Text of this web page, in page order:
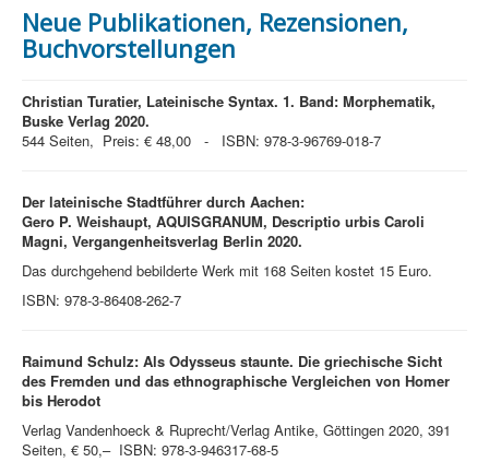
Neue Publikationen, Rezensionen,
Buchvorstellungen
Christian Turatier, Lateinische Syntax. 1. Band: Morphematik,
Buske Verlag 2020.
544 Seiten, Preis: € 48,00 - ISBN: 978-3-96769-018-7
Der lateinische Stadtführer durch Aachen:
Gero P. Weishaupt, AQUISGRANUM, Descriptio urbis Caroli
Magni, Vergangenheitsverlag Berlin 2020.
Das durchgehend bebilderte Werk mit 168 Seiten kostet 15 Euro.
ISBN: 978-3-86408-262-7
Raimund Schulz: Als Odysseus staunte. Die griechische Sicht
des Fremden und das ethnographische Vergleichen von Homer
bis Herodot
Verlag Vandenhoeck & Ruprecht/Verlag Antike, Göttingen 2020, 391
Seiten, € 50,– ISBN: 978-3-946317-68-5